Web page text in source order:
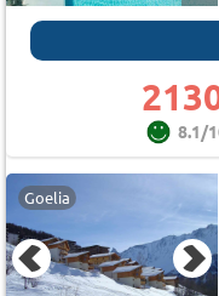
8.1/
Goelia